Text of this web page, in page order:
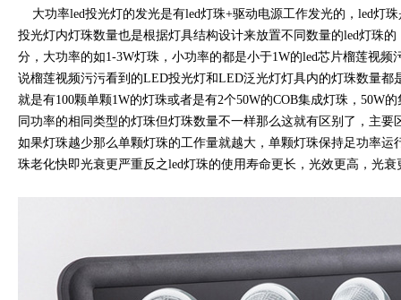
大功率led投光灯的发光是有led灯珠+驱动电源工作发光的，led
投光灯内灯珠数量也是根据灯具结构设计来放置不同数量的led灯珠的
分，大功率的如1-3W灯珠，小功率的都是小于1W的led芯片榴莲
说榴莲视频污污看到的LED投光灯和LED泛光灯灯具内的灯珠数量都
就是有100颗单颗1W的灯珠或者是有2个50W的COB集成灯珠，50W
同功率的相同类型的灯珠但灯珠数量不一样那么这就有区别了，主要
如果灯珠越少那么单颗灯珠的工作量就越大，单颗灯珠保持足功率
珠老化快即光衰更严重反之led灯珠的使用寿命更长，光效更高，光衰